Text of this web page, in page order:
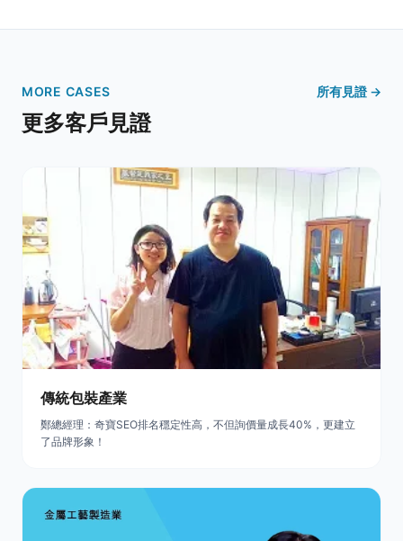
MORE CASES
更多客戶見證
所有見證 →
傳統包裝產業
鄭總經理：奇寶SEO排名穩定性高，不但詢價量成長40%，更建立
了品牌形象！